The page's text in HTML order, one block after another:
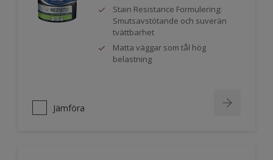
Stain Resistance Formulering:
Smutsavstötande och suverän
tvättbarhet
Matta väggar som tål hög
belastning
Jämföra